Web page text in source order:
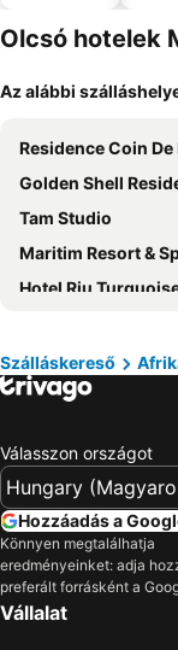
Olcsó hotelek
Az alábbi
Residence Coin
Golden Shell
Tam Studio
Maritim Resort &
Hotel Riu
Veranda Pointe Aux
Northern Pearl Luxury
Outrigger Mauritius
LUX Grand Gaube
Crystals Beach Resort Belle Mare, a member of
Bob Apartments
Casa Florida Hotel &
Szálláskereső
Válasszon országot
Hozzáadás a
Könnyen megtalálhatja
eredményeinket: adja
preferált forrásként a
Vállalat